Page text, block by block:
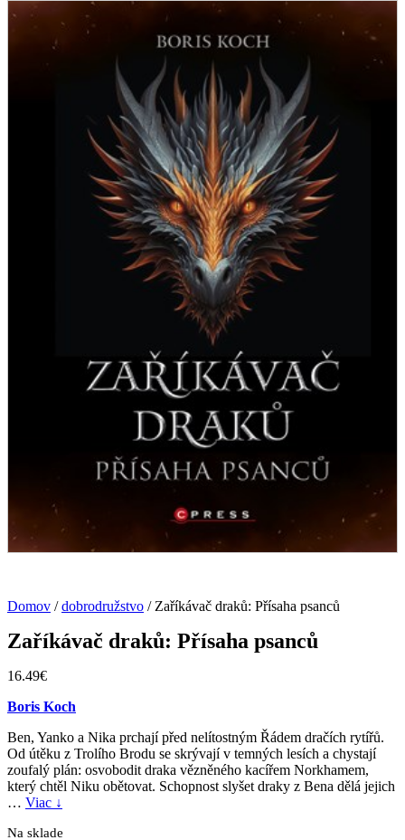
Domov / dobrodružstvo /Zaříkávač draků: Přísaha psanců
Zaříkávač draků: Přísaha psanců
16.49€
Boris Koch
Ben, Yanko a Nika prchají před nelítostným Řádem dračích rytířů.
Od útěku z Trolího Brodu se skrývají v temných lesích a chystají
zoufalý plán: osvobodit draka vězněného kacířem Norkhamem,
který chtěl Niku obětovat. Schopnost slyšet draky z Bena dělá jejich
… Viac ↓
Na sklade